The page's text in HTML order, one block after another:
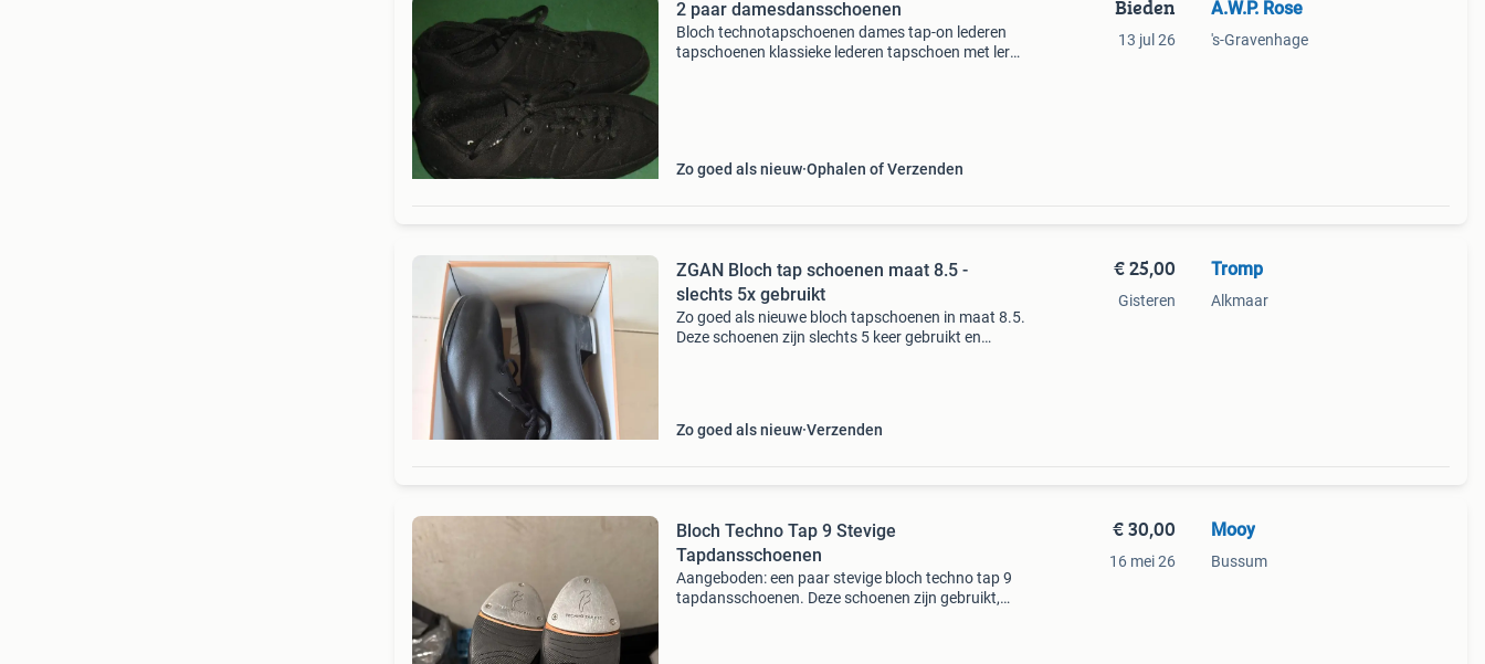
2 paar damesdansschoenen
Bloch technotapschoenen dames tap-on lederen
tapschoenen klassieke lederen tapschoen met leren
Zo goed als nieuw Ophalen of Verzenden
Bieden
13 jul 26
A.W.P. Rose
's-Gravenhage
ZGAN Bloch tap schoenen maat 8.5 -
slechts 5x gebruikt
Zo goed als nieuwe bloch tapschoenen in maat 8.5.
Deze schoenen zijn slechts 5 keer gebruikt en
Zo goed als nieuw Verzenden
€ 25,00
Gisteren
Tromp
Alkmaar
Bloch Techno Tap 9 Stevige
Tapdansschoenen
Aangeboden: een paar stevige bloch techno tap 9
tapdansschoenen. Deze schoenen zijn gebruikt,
€ 30,00
16 mei 26
Mooy
Bussum